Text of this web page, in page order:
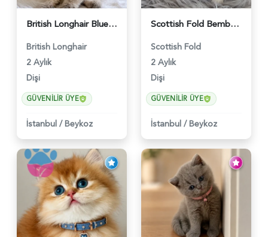
British Longhair Blue Point Afrodit Yuva Arıyor - 6118
British Longhair
2 Aylık
Dişi
GÜVENILIR ÜYE
İstanbul / Beykoz
Scottish Fold Bembeyaz Pembe Burun Yavrumuz - 6120
Scottish Fold
2 Aylık
Dişi
GÜVENILIR ÜYE
İstanbul / Beykoz